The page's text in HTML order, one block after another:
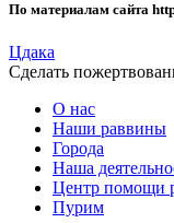
По материалам сайта
Цдака
Сделать
О нас
Наши раввины
Города
Наша
Центр помощи
Пурим